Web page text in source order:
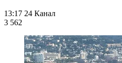
13:17 24 Канал
3 562